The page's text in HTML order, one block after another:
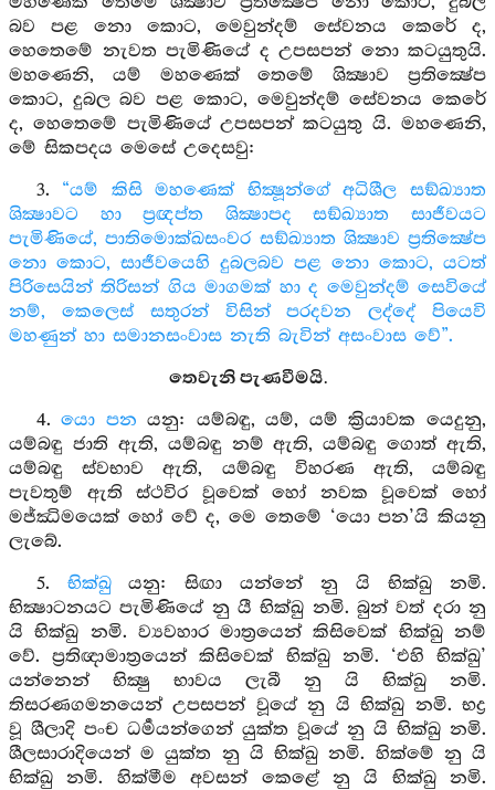
බව පළ නො කොට, මෙවුන්දම් සේවනය කෙරේ ද,
හෙතෙමේ නැවත පැමිණියේ ද උපසපන් නො කටයුතුයි.
මහණෙනි, යම් මහණෙක් තෙමේ ශික්‍ෂාව ප්‍රතික්‍ෂේප
කොට, දුබල බව පළ කොට, මෙවුන්දම් සේවනය කෙරේ
ද, හෙතෙමේ පැමිණියේ උපසපන් කටයුතු යි. මහණෙනි,
මේ සිකපදය මෙසේ උදෙසවු:
3. “යම් කිසි මහණෙක් භික්‍ෂූන්ගේ අධිශීල සඞ්ඛ්‍යාත
ශික්‍ෂාවට හා ප්‍රඥප්ත ශික්‍ෂාපද සඞ්ඛ්‍යාත සාජීවයට
පැමිණියේ, පාතිමොක්ඛසංවර සඞ්ඛ්‍යාත ශික්‍ෂාව ප්‍රතික්‍ෂේප
නො කොට, සාජීවයෙහි දුබලබව පළ නො කොට, යටත්
පිරිසෙයින් තිරිසන් ගිය මාගමක් හා ද මෙවුන්දම් සෙවියේ
නම්, කෙලෙස් සතුරන් විසින් පරදවන ලද්දේ පියෙවි
මහණුන් හා සමානසංවාස නැති බැවින් අසංවාස වේ”.
තෙවැනි පැණවීමයි.
4.යො පන යනු: යම්බඳු, යම්, යම් ක්‍රියාවක යෙදුනු,
යම්බඳු ජාති ඇති, යම්බඳු නම් ඇති, යම්බඳු ගොත් ඇති,
යම්බඳු ස්වභාව ඇති, යම්බඳු විහරණ ඇති, යම්බඳු
පැවතුම් ඇති ස්ථවිර වූවෙක් හෝ නවක වූවෙක් හෝ
මජ්ඣිමයෙක් හෝ වේ ද, මෙ තෙමේ ‘යො පන’යි කියනු
ලැබේ.
5. භික්ඛුයනු: සිඟා යන්නේ නු යි භික්ඛු නමි.
භික්‍ෂාටනයට පැමිණියේ නු යී භික්ඛු නමි. බුන් වත් දරා නු
යි භික්ඛු නමි. ව්‍යවහාර මාත්‍රයෙන් කිසිවෙක් භික්ඛු නම්
වේ. ප්‍රතිඥාමාත්‍රයෙන් කිසිවෙක් භික්ඛු නමි. ‘එහි භික්ඛු’
යන්නෙන් භික්‍ෂු භාවය ලැබී නු යි භික්ඛු නමි.
තිසරණගමනයෙන් උපසපන් වූයේ නු යි භික්ඛු නමි. භද්‍ර
වූ ශීලාදි පංච ධර්‍මයන්ගෙන් යුක්ත වූයේ නු යි භික්ඛු නමි.
ශීලසාරාදියෙන් ම යුක්ත නු යි භික්ඛු නමි. හික්මේ නු යි
භික්ඛු නමි. හික්මීම අවසන් කෙළේ නු යි භික්ඛු නමි.